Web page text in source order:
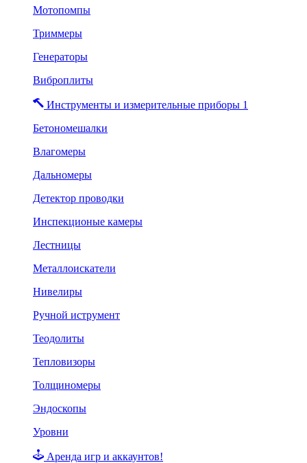
Мотопомпы
Триммеры
Генераторы
Виброплиты
Инструменты и измерительные приборы 1
Бетономешалки
Влагомеры
Дальномеры
Детектор проводки
Инспекционые камеры
Лестницы
Металлоискатели
Нивелиры
Ручной иструмент
Теодолиты
Тепловизоры
Толщиномеры
Эндоскопы
Уровни
Аренда игр и аккаунтов!